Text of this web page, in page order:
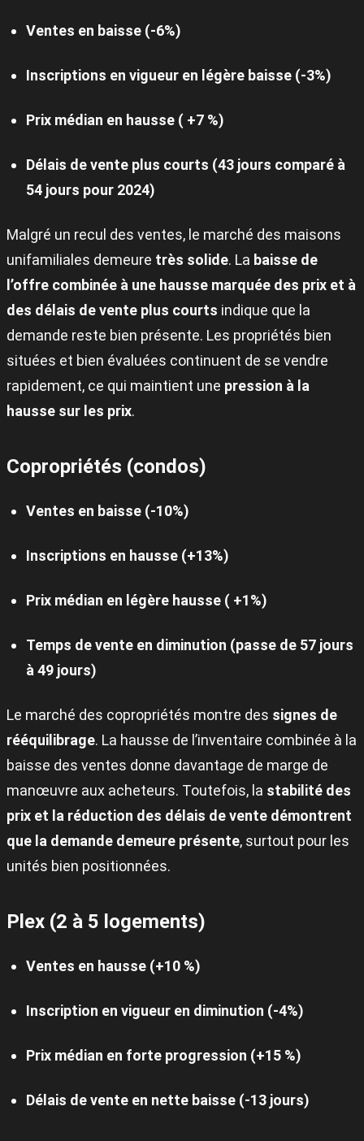
Ventes en baisse (-6%)
Inscriptions en vigueur en légère baisse (-3%)
Prix médian en hausse ( +7 %)
Délais de vente plus courts (43 jours comparé à
54 jours pour 2024)
Malgré un recul des ventes, le marché des maisons
unifamiliales demeure très solide. La baisse de
l’offre combinée à une hausse marquée des prix et à
des délais de vente plus courts indique que la
demande reste bien présente. Les propriétés bien
situées et bien évaluées continuent de se vendre
rapidement, ce qui maintient une pression à la
hausse sur les prix.
Copropriétés (condos)
Ventes en baisse (-10%)
Inscriptions en hausse (+13%)
Prix médian en légère hausse ( +1%)
Temps de vente en diminution (passe de 57 jours
à 49 jours)
Le marché des copropriétés montre des signes de
rééquilibrage. La hausse de l’inventaire combinée à la
baisse des ventes donne davantage de marge de
manœuvre aux acheteurs. Toutefois, la stabilité des
prix et la réduction des délais de vente démontrent
que la demande demeure présente, surtout pour les
unités bien positionnées.
Plex (2 à 5 logements)
Ventes en hausse (+10 %)
Inscription en vigueur en diminution (-4%)
Prix médian en forte progression (+15 %)
Délais de vente en nette baisse (-13 jours)